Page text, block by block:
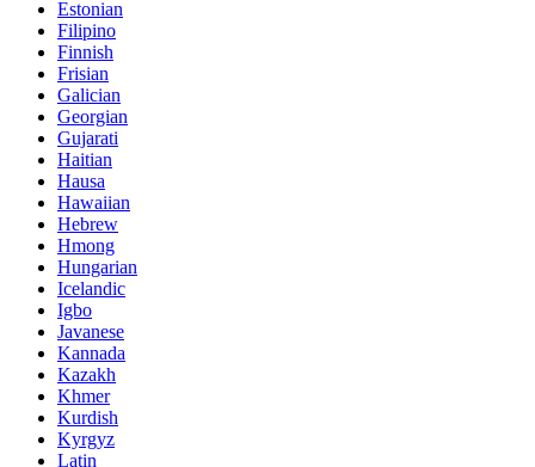
Estonian
Filipino
Finnish
Frisian
Galician
Georgian
Gujarati
Haitian
Hausa
Hawaiian
Hebrew
Hmong
Hungarian
Icelandic
Igbo
Javanese
Kannada
Kazakh
Khmer
Kurdish
Kyrgyz
Latin